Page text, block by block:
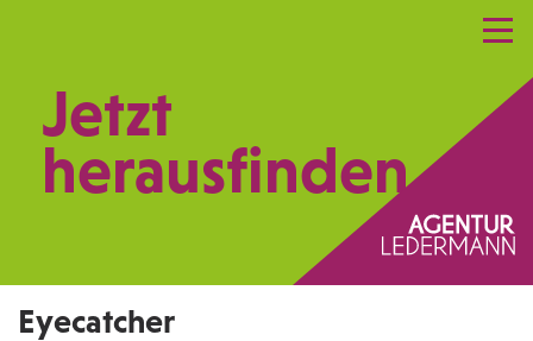
Praxismarketing
Kontakt
Jetzt
herausfinden.
Eyecatcher